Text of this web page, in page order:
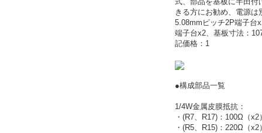
きる方にお勧め、電源
5.08mmピッチ2P端子台
端子台x2、基板寸法：
記価格：1
●構成部品一覧
1/4W金属皮膜抵抗：
・(R7、R17)：100Ω（x2
・(R5、R15)：220Ω（x2